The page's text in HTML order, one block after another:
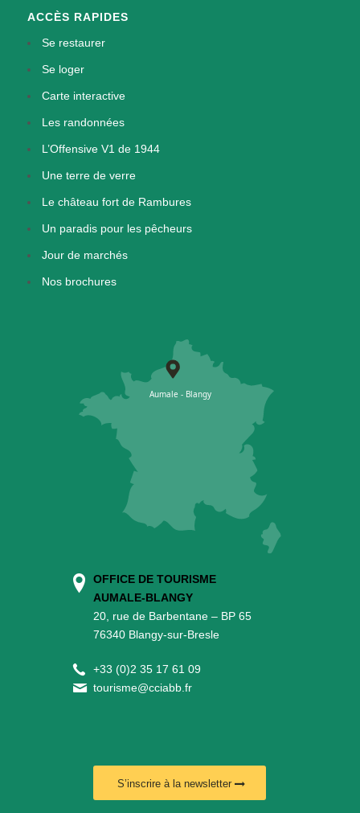
ACCÈS RAPIDES
Se restaurer
Se loger
Carte interactive
Les randonnées
L’Offensive V1 de 1944
Une terre de verre
Le château fort de Rambures
Un paradis pour les pêcheurs
Jour de marchés
Nos brochures
OFFICE DE TOURISME
AUMALE-BLANGY
20, rue de Barbentane – BP 65
76340 Blangy-sur-Bresle
+33 (0)2 35 17 61 09
tourisme@cciabb.fr
S’inscrire à la newsletter